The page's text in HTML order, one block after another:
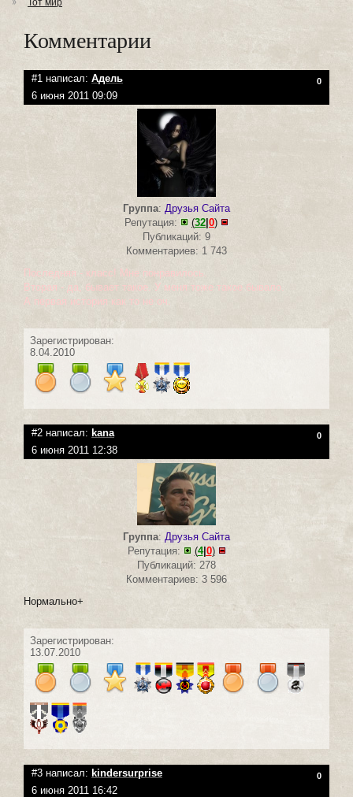
Тот мир
Комментарии
#1 написал: Адель 0
6 июня 2011 09:09
Группа: Друзья Сайта
Репутация:
(32 0)
Публикаций: 9
Комментариев: 1 743
Последняя - класс! Мне понравилось.
Вторая - да, бывает такое. У меня тоже такое бывало.
А первая история как то не оч.
Зарегистрирован:
8.04.2010
#2 написал: kana 0
6 июня 2011 12:38
Группа: Друзья Сайта
Репутация:
(4|0)
Публикаций: 278
Комментариев: 3 596
Нормально+
Зарегистрирован:
13.07.2010
#3 написал: kindersurprise 0
6 июня 2011 16:42